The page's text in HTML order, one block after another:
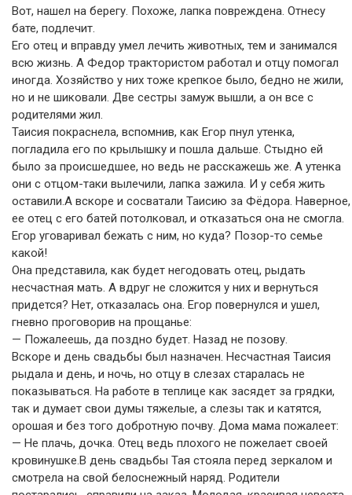
Вот, нашел на берегу. Похоже, лапка повреждена. Отнесу
бате, подлечит.
Его отец и вправду умел лечить животных, тем и занимался
всю жизнь. А Федор трактористом работал и отцу помогал
иногда. Хозяйство у них тоже крепкое было, бедно не жили,
но и не шиковали. Две сестры замуж вышли, а он все с
родителями жил.
Таисия покраснела, вспомнив, как Егор пнул утенка,
погладила его по крылышку и пошла дальше. Стыдно ей
было за происшедшее, но ведь не расскажешь же. А утенка
они с отцом-таки вылечили, лапка зажила. И у себя жить
оставили.А вскоре и сосватали Таисию за Фёдора. Наверное,
ее отец с его батей потолковал, и отказаться она не смогла.
Егор уговаривал бежать с ним, но куда? Позор-то семье
какой!
Она представила, как будет негодовать отец, рыдать
несчастная мать. А вдруг не сложится у них и вернуться
придется? Нет, отказалась она. Егор повернулся и ушел,
гневно проговорив на прощанье:
— Пожалеешь, да поздно будет. Назад не позову.
Вскоре и день свадьбы был назначен. Несчастная Таисия
рыдала и день, и ночь, но отцу в слезах старалась не
показываться. На работе в теплице как засядет за грядки,
так и думает свои думы тяжелые, а слезы так и катятся,
орошая и без того добротную почву. Дома мама пожалеет:
— Не плачь, дочка. Отец ведь плохого не пожелает своей
кровинушке.В день свадьбы Тая стояла перед зеркалом и
смотрела на свой белоснежный наряд. Родители